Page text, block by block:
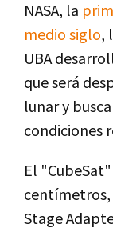
NASA, la
medio siglo,
UBA
que será
lunar y
condiciones
El
centímetros,
Stage